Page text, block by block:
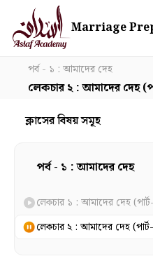
Marriage
পর্ব - ১ : আমাদের দেহ
লেকচার ২ : আমাদের দেহ
ক্লাসের বিষয় সমূহ
পর্ব - ১ : আমাদের দেহ
লেকচার ১ : আমাদের দেহ
লেকচার ২ : আমাদের দেহ